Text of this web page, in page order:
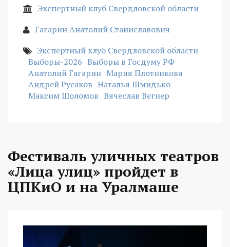
Экспертный клуб Свердловской области
Гагарин Анатолий Станиславович
Экспертный клуб Свердловской области
Выборы-2026 Выборы в Госдуму РФ
Анатолий Гагарин Мария Плотникова
Андрей Русаков Наталья Шмидько
Максим Шоломов Вячеслав Вегнер
Фестиваль уличных театров
«Лица улиц» пройдет в
ЦПКиО и на Уралмаше